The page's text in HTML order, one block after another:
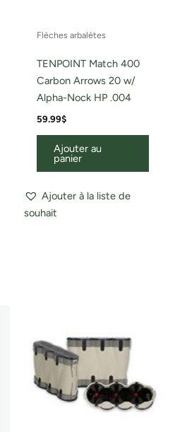
Flèches arbalètes
TENPOINT Match 400
Carbon Arrows 20 w/
Alpha-Nock HP .004
59.99$
Ajouter au
panier
Ajouter à la liste de
souhait